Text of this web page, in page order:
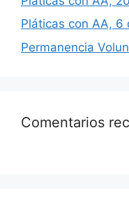
Pláticas con AA, 6
Permanencia
Comentarios